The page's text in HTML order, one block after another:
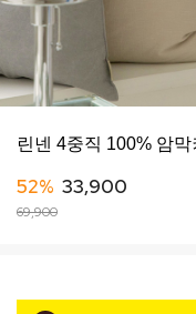
린넨 4중직 100% 암막
52% 33,900
69,900